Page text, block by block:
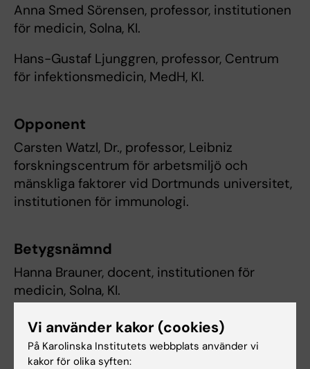
Anna Smed Sörensen, professor, institutionen
för medicin, Solna, KI.
Hans-Gustaf Ljunggren, professor, Centrum
för infektionsmedicin, MedH, KI.
Opponent
Carsten Watzl, Dr., professor, Leibniz
forskningscentrum för arbetsmiljö och
mänskliga faktorer vid Dortmunds universitet,
institutionen för immunologi.
Betygsnämnd
Hanna Brauner, docent, institutionen för
medicin, Solna, KI.
Antonio Gigliotti Rothfuchs, docent,
institutionen för mikrobiologi, tumör- och
cellbiologi, KI.
Vi använder kakor (cookies)
På Karolinska Institutets webbplats använder vi
kakor för olika syften: